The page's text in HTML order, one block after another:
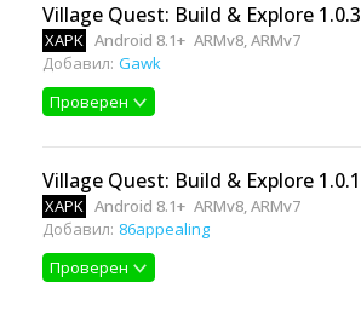
Village Quest: Build & Explore 1.0.3
XAPK Android 8.1+ ARMv8, ARMv7
Добавил: Gawk
Проверен
Village Quest: Build & Explore 1.0.1
XAPK Android 8.1+ ARMv8, ARMv7
Добавил: 86appealing
Проверен